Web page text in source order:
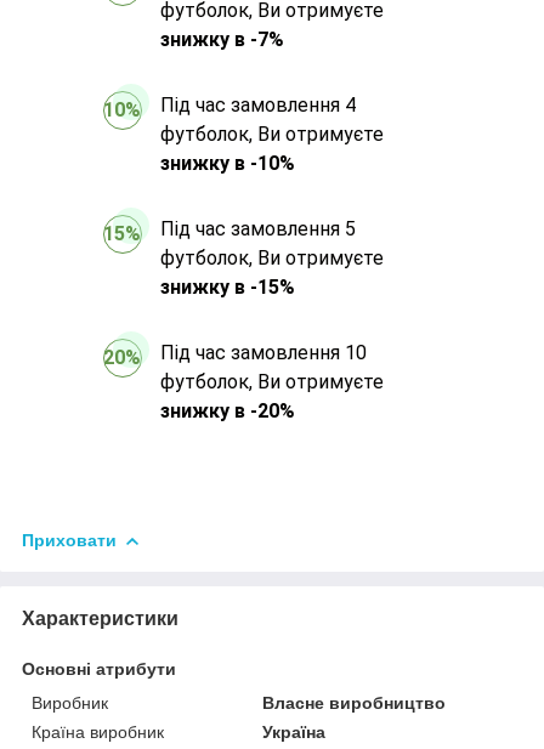
футболок, Ви отримуєте
знижку в -7%
10%
Під час замовлення 4
футболок, Ви отримуєте
знижку в -10%
15%
Під час замовлення 5
футболок, Ви отримуєте
знижку в -15%
20%
Під час замовлення 10
футболок, Ви отримуєте
знижку в -20%
Приховати
Характеристики
Основні атрибути
Виробник
Власне виробництво
Країна виробник
Україна